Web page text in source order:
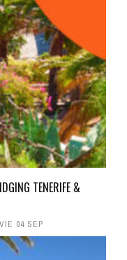
TENERIFE &
VIE 04 SEP